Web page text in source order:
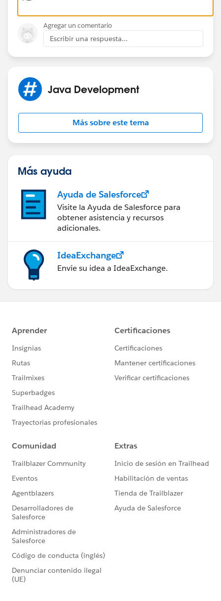
Agregar un comentario
Escribir una respuesta...
Java Development
Más sobre este tema
Más ayuda
Ayuda de Salesforce
Visite la Ayuda de Salesforce para
obtener asistencia y recursos
adicionales.
IdeaExchange
Envíe su idea a IdeaExchange.